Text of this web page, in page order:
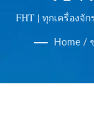
นาน
เครื่อ
FHT | ทุกเครื่องจั
ใช้เทคโนโลยีที่ยอ
เครื่องบดเนื้อแบ
Home /